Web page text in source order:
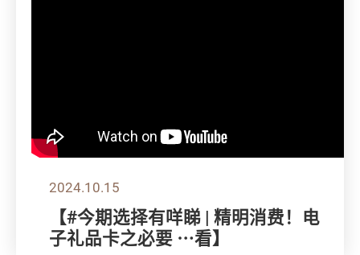
2024.10.15
【#今期选择有咩睇 | 精明消费！电
子礼品卡之必要 ⋯看】